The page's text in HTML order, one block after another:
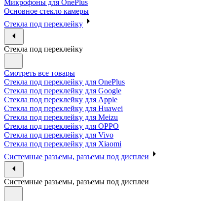
Микрофоны для OnePlus
Основное стекло камеры
Стекла под переклейку
Стекла под переклейку
Смотреть все товары
Стекла под переклейку для OnePlus
Стекла под переклейку для Google
Стекла под переклейку для Apple
Стекла под переклейку для Huawei
Стекла под переклейку для Meizu
Стекла под переклейку для OPPO
Стекла под переклейку для Vivo
Стекла под переклейку для Xiaomi
Системные разъемы, разъемы под дисплеи
Системные разъемы, разъемы под дисплеи